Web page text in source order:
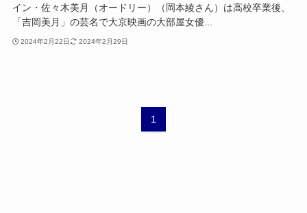
イン・佐々木美月（オードリー）（岡本綾さん）は高校卒業後、
「吉岡美月」の芸名で大京映画の大部屋女優...
2024年2月22日 2024年2月29日
1